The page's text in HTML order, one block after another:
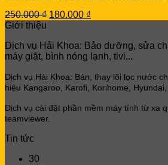
250.000₫ Original
250.000 ₫.
180.000 ₫
180.000 ₫.
Giới thiệu
Dịch vụ Hải Khoa: Bảo dưỡng, sửa
máy giặt, bình nóng lạnh, tivi...
Dịch vụ Hải Khoa: Bán, thay lõi lọc nước
hiệu Kangaroo, Karofi, Korihome,
Dịch vụ cài đặt phần mềm máy tính từ xa
teamviewer.
Tin tức
30